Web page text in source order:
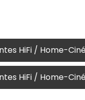
HiFi / Home-
HiFi / Home-